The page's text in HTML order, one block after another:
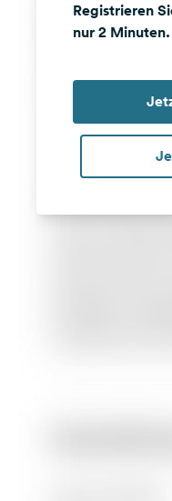
Registrieren
nur 2 Minuten.